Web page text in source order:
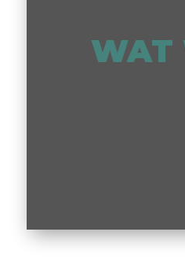
WAT